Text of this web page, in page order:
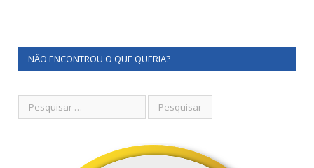
NÃO ENCONTROU O QUE QUERIA?